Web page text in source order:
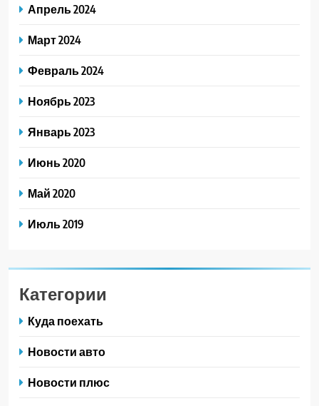
Апрель 2024
Март 2024
Февраль 2024
Ноябрь 2023
Январь 2023
Июнь 2020
Май 2020
Июль 2019
Категории
Куда поехать
Новости авто
Новости плюс